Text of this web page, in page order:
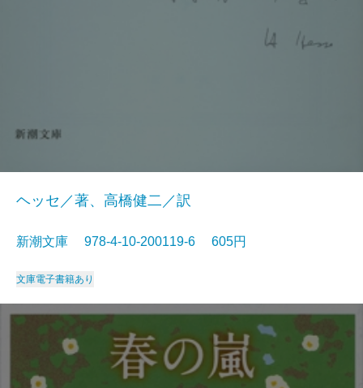
ヘッセ／著、高橋健二／訳
新潮文庫 978-4-10-200119-6 605円
文庫電子書籍あり